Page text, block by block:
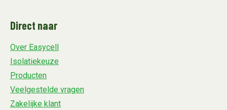
Direct naar
Over Easycell
Isolatiekeuze
Producten
Veelgestelde vragen
Zakelijke klant